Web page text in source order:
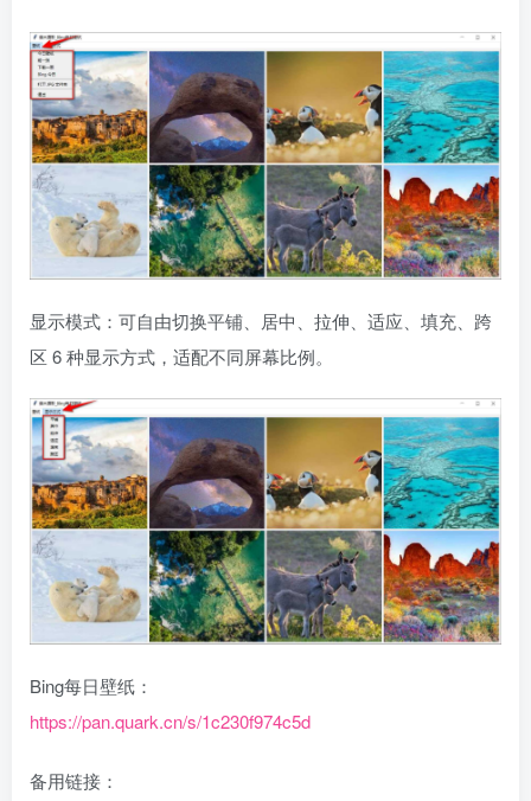
显示模式：可自由切换平铺、居中、拉伸、适应、填充、跨
区 6 种显示方式，适配不同屏幕比例。
Bing每日壁纸：
https://pan.quark.cn/s/1c230f974c5d
备用链接：